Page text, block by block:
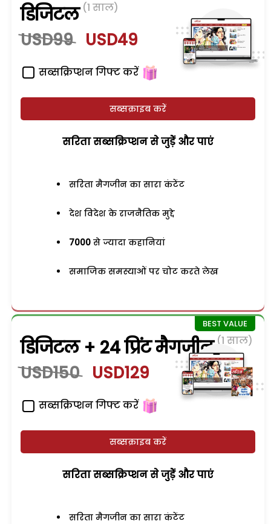
डिजिटल (1 साल)
USD99 USD49
सब्सक्रिप्शन गिफ्ट करें
सब्सक्राइब करें
सरिता सब्सक्रिप्शन से जुड़ेें और पाएं
सरिता मैगजीन का सारा कंटेंट
देश विदेश के राजनैतिक मुद्दे
7000 से ज्यादा कहानियां
समाजिक समस्याओं पर चोट करते लेख
डिजिटल + 24 प्रिंट मैगजीन (1 साल)
USD150 USD129
सब्सक्रिप्शन गिफ्ट करें
सब्सक्राइब करें
सरिता सब्सक्रिप्शन से जुड़ेें और पाएं
सरिता मैगजीन का सारा कंटेंट